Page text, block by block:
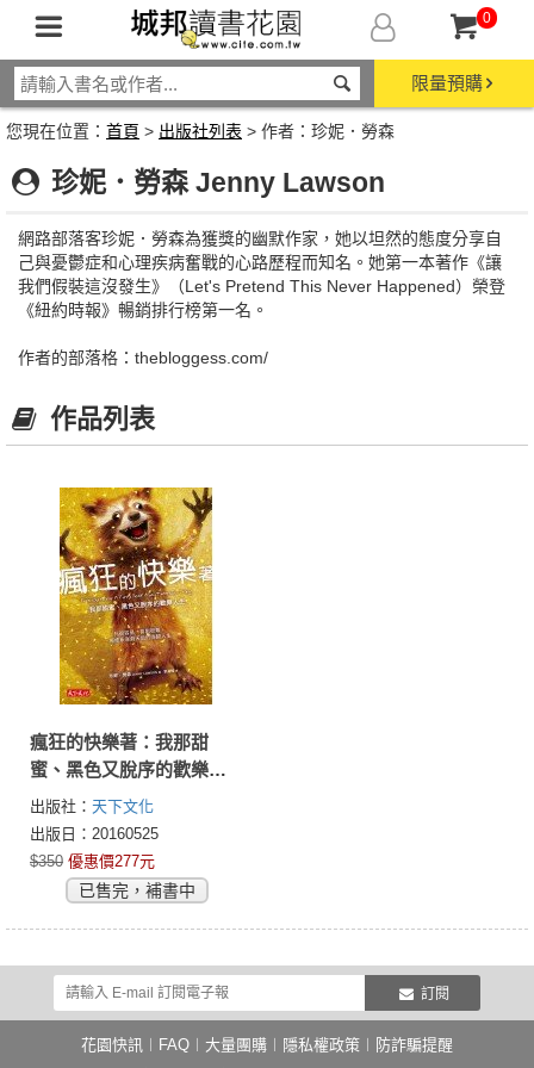
0
限量預購
您現在位置： 首頁 > 出版社列表 > 作者：珍妮．勞森
珍妮．勞森 Jenny Lawson
網路部落客珍妮．勞森為獲獎的幽默作家，她以坦然的態度分享自
己與憂鬱症和心理疾病奮戰的心路歷程而知名。她第一本著作《讓
我們假裝這沒發生》（Let's Pretend This Never Happened）榮登
《紐約時報》暢銷排行榜第一名。
作者的部落格：thebloggess.com/
作品列表
瘋狂的快樂著：我那甜
蜜、黑色又脫序的歡樂人
生
出版社： 天下文化
出版日：20160525
$350 優惠價277元
已售完，補書中
訂閱
花園快訊 FAQ 大量團購 隱私權政策
防詐騙提醒